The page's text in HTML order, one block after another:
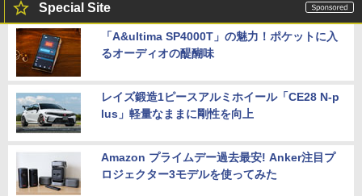
Special Site
「A&ultima SP4000T」の魅力！ポケットに入
るオーディオの醍醐味
レイズ鍛造1ピースアルミホイール「CE28 N-p
lus」軽量なままに剛性を向上
Amazon プライムデー過去最安! Anker注目プ
ロジェクター3モデルを使ってみた